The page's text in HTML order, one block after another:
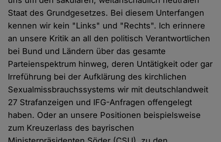
Staat des Grundgesetzes. Bei diesem Unterfangen
kennen wir kein "Links" und "Rechts". Ich erinnere
an unsere Kritik an all den politisch Verantwortlichen
bei Bund und Ländern über das gesamte
Parteienspektrum hinweg, deren Untätigkeit oder gar
Irreführung bei der Aufklärung des kirchlichen
Sexualmissbrauchssystems wir mit deutschlandweit
27 Strafanzeigen und IFG-Anfragen offengelegt
haben. Oder an unsere Positionen beispielsweise
zum Kreuzerlass des bayrischen